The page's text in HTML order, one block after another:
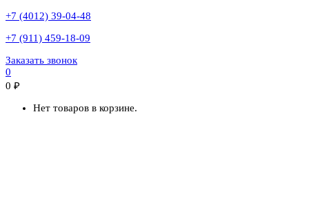
+7 (4012) 39-04-48
+7 (911) 459-18-09
Заказать звонок
0
0 ₽
Нет товаров в корзине.